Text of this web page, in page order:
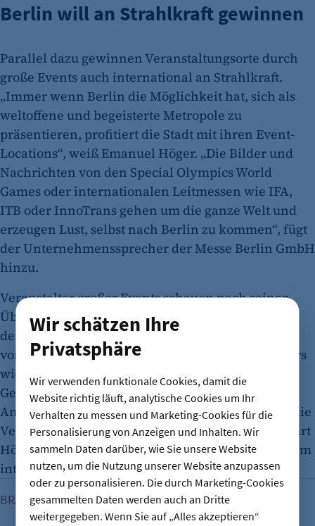
Wir schätzen Ihre
Privatsphäre
Wir verwenden funktionale Cookies, damit die
Website richtig läuft, analytische Cookies um Ihr
Verhalten zu messen und Marketing-Cookies für die
Personalisierung von Anzeigen und Inhalten. Wir
sammeln Daten darüber, wie Sie unsere Website
nutzen, um die Nutzung unserer Website anzupassen
oder zu personalisieren. Die durch Marketing-Cookies
gesammelten Daten werden auch an Dritte
weitergegeben. Wenn Sie auf „Alles akzeptieren“
Berlin will an Strahlkraft gewinnen
Parallel dazu gewinnen Veranstaltungsorte durch
große Events auch international an Strahlkraft.
„Immer wenn Berlin die Möglichkeit hat, sich als
weltoffene und begeisterte Metropole zu
präsentieren, profitiert die Stadt mit ihren Event-
Locations“, weiß Emanuel Höger. „Die Bilder und
Nachrichten von den Special Olympics World
Games oder internationalen Leitmessen wie IFA,
ITB oder InnoTrans gehen um die ganze Welt und
erzeugen Lust, selbst nach Berlin zu kommen“, fügt
der Unternehmenssprecher der Messe Berlin GmbH
hinzu.
Veranstalter großer Events schauen nach seiner
Überzeugung aber nicht nur auf schöne Bilder. Zu
den zentralen Faktoren zählten die Bedingungen
vor Ort für Aussteller und die Besucher. „Besonders
wichtige Kriterien sind die Infrastruktur auf dem
Gelände, die Erreichbarkeit, internationale
Anbindungen mit Bahn und Flugzeug oder auch die
Verfügbarkeit von Hotels und Gastronomie“, erklärt
Höger. „Der gesamte Mix muss stimmen und sich im
internationalen Wettbewerb behaupten.“
Estrel-Eigentümer: „Wir können jeden Weltkongress
BRANCHEN HOTELLERIE